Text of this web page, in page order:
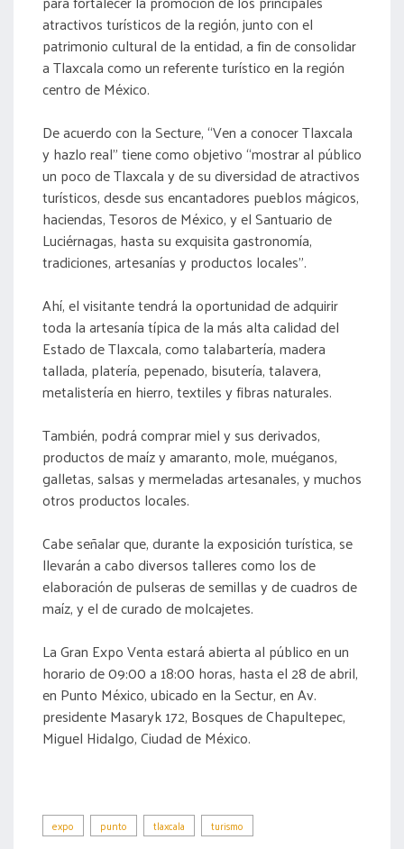
atractivos turísticos de la región, junto con el
patrimonio cultural de la entidad, a fin de consolidar
a Tlaxcala como un referente turístico en la región
centro de México.
De acuerdo con la Secture, “Ven a conocer Tlaxcala
y hazlo real” tiene como objetivo “mostrar al público
un poco de Tlaxcala y de su diversidad de atractivos
turísticos, desde sus encantadores pueblos mágicos,
haciendas, Tesoros de México, y el Santuario de
Luciérnagas, hasta su exquisita gastronomía,
tradiciones, artesanías y productos locales”.
Ahí, el visitante tendrá la oportunidad de adquirir
toda la artesanía típica de la más alta calidad del
Estado de Tlaxcala, como talabartería, madera
tallada, platería, pepenado, bisutería, talavera,
metalistería en hierro, textiles y fibras naturales.
También, podrá comprar miel y sus derivados,
productos de maíz y amaranto, mole, muéganos,
galletas, salsas y mermeladas artesanales, y muchos
otros productos locales.
Cabe señalar que, durante la exposición turística, se
llevarán a cabo diversos talleres como los de
elaboración de pulseras de semillas y de cuadros de
maíz, y el de curado de molcajetes.
La Gran Expo Venta estará abierta al público en un
horario de 09:00 a 18:00 horas, hasta el 28 de abril,
en Punto México, ubicado en la Sectur, en Av.
presidente Masaryk 172, Bosques de Chapultepec,
Miguel Hidalgo, Ciudad de México.
expo punto tlaxcala turismo